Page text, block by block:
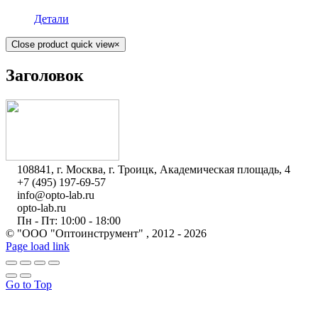
Детали
Close product quick view×
Заголовок
108841, г. Москва, г. Троицк, Академическая площадь, 4
+7 (495) 197-69-57
info@opto-lab.ru
opto-lab.ru
Пн - Пт: 10:00 - 18:00
© "ООО "Оптоинструмент" , 2012 - 2026
Page load link
Go to Top